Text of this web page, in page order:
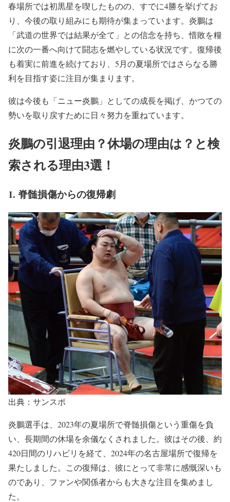
春場所では初黒星を喫したものの、すでに4勝を挙げてお
り、今後の取り組みにも期待が集まっています。炎鵬は
「武道の世界では結果が全て」との信念を持ち、惜敗を糧
に次の一番へ向けて闘志を燃やしている状況です。復帰後
も着実に前進を続けており、5月の夏場所ではさらなる勝
利を目指す姿に注目が集まります。
彼は今後も「ニュー炎鵬」としての成長を掲げ、かつての
勢いを取り戻すために日々努力を重ねています。
炎鵬の引退理由？休場の理由は？と検
索される理由3選！
1. 脊髄損傷からの復帰劇
出典：サンスポ
炎鵬選手は、2023年の夏場所で脊髄損傷という重傷を負
い、長期間の休場を余儀なくされました。彼はその後、約
420日間のリハビリを経て、2024年の名古屋場所で復帰を
果たしました。この復帰は、彼にとって非常に感慨深いも
のであり、ファンや関係者からも大きな注目を集めまし
た。